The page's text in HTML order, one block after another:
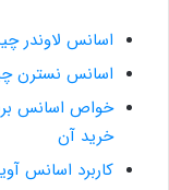
اسانس لاوندر
اسانس نسترن
خواص اسانس
خرید آن
کاربرد اسانس